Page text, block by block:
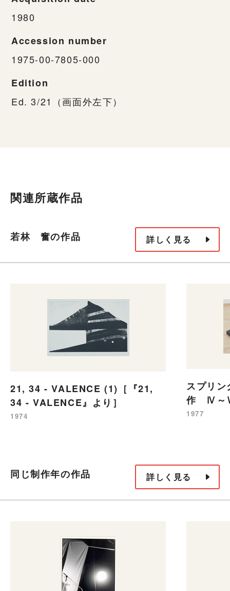
1980
Accession number
1975-00-7805-000
Edition
Ed. 3/21（画面外左下）
関連所蔵作品
若林 奮の作品 詳しく見る
21, 34 - VALENCE (1)［『21,
34 - VALENCE』より］
1974
スプリ
作 Ⅳ～
1977
同じ制作年の作品 詳しく見る